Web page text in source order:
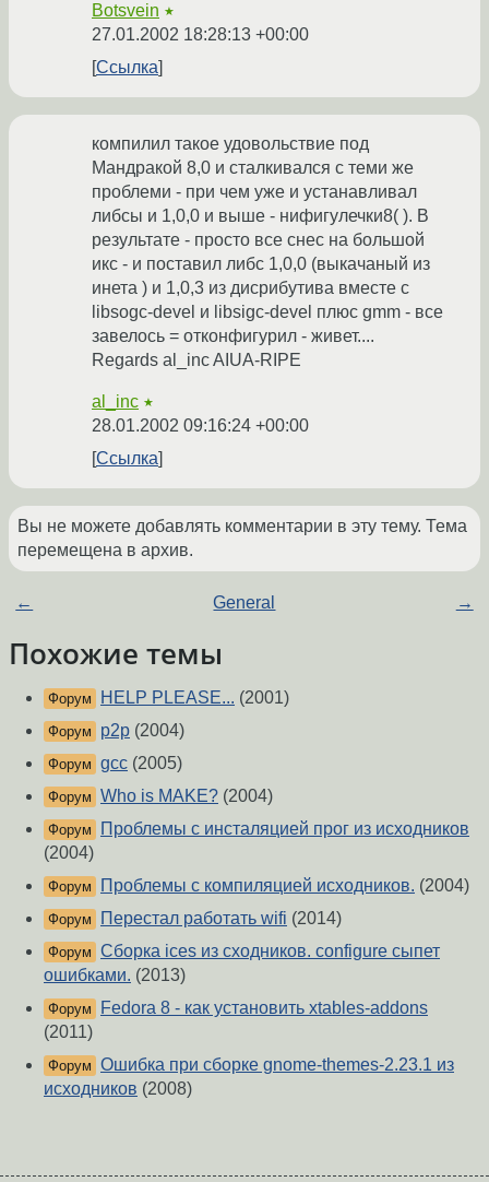
Botsvein ★
27.01.2002 18:28:13 +00:00
Ссылка
компилил такое удовольствие под
Мандракой 8,0 и сталкивался с теми же
проблеми - при чем уже и устанавливал
либсы и 1,0,0 и выше - нифигулечки8( ). В
результате - просто все снес на большой
икс - и поставил либс 1,0,0 (выкачаный из
инета ) и 1,0,3 из дисрибутива вместе с
libsogc-devel и libsigc-devel плюс gmm - все
завелось = отконфигурил - живет....
Regards al_inc AIUA-RIPE
al_inc ★
28.01.2002 09:16:24 +00:00
Ссылка
Вы не можете добавлять комментарии в эту тему. Тема
перемещена в архив.
← General →
Похожие темы
Форум HELP PLEASE... (2001)
Форум p2p (2004)
Форум gcc (2005)
Форум Who is MAKE? (2004)
Форум
Проблемы с инсталяцией прог из исходников
(2004)
Форум Проблемы с компиляцией исходников. (2004)
Форум Перестал работать wifi (2014)
Форум Сборка ices из сходников. configure сыпет
ошибками. (2013)
Форум
Fedora 8 - как установить xtables-addons
(2011)
Форум Ошибка при сборке gnome-themes-2.23.1 из
исходников (2008)